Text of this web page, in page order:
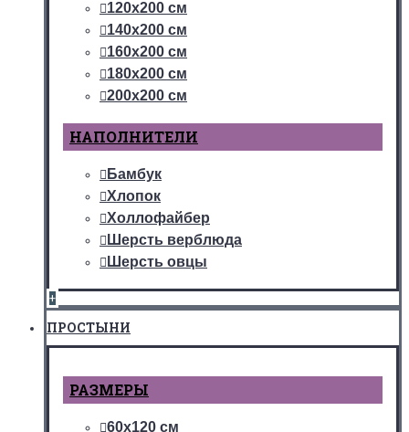
120х200 см
140х200 см
160х200 см
180х200 см
200х200 см
НАПОЛНИТЕЛИ
Бамбук
Хлопок
Холлофайбер
Шерсть верблюда
Шерсть овцы
+
ПРОСТЫНИ
РАЗМЕРЫ
60х120 см